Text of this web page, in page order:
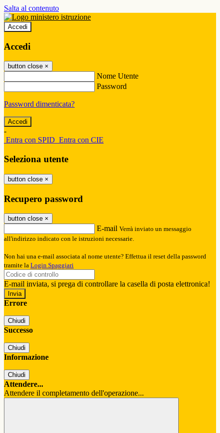
Salta al contenuto
Accedi
Accedi
button close ×
Nome Utente
Password
Password dimenticata?
-
Entra con SPID Entra con CIE
Seleziona utente
button close ×
Recupero password
button close ×
E-mail Verrà inviato un messaggio
all'indirizzo indicato con le istruzioni necessarie.
Non hai una e-mail associata al nome utente? Effettua il reset della password
tramite la Login Spaggiari
E-mail inviata, si prega di controllare la casella di posta elettronica!
Errore
Chiudi
Successo
Chiudi
Informazione
Chiudi
Attendere...
Attendere il completamento dell'operazione...